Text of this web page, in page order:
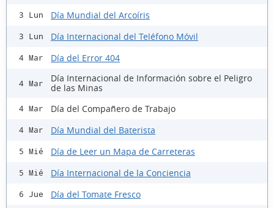
3 Lun Día Mundial del Arcoíris
3 Lun Día Internacional del Teléfono Móvil
4 Mar Día del Error 404
4 Mar
Día Internacional de Información sobre el Peligro
de las Minas
4 Mar Día del Compañero de Trabajo
4 Mar Día Mundial del Baterista
5 Mié Día de Leer un Mapa de Carreteras
5 Mié Día Internacional de la Conciencia
6 Jue Día del Tomate Fresco